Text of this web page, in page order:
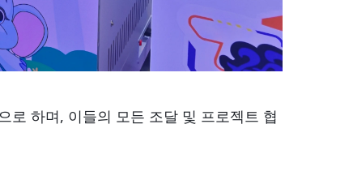
로 하며, 이들의 모든 조달 및 프로젝트 협